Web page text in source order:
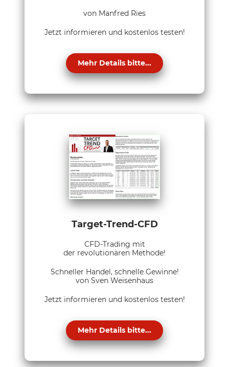
von Manfred Ries
Jetzt informieren und kostenlos testen!
Mehr Details bitte...
Target-Trend-CFD
CFD-Trading mit
der revolutionären Methode!
Schneller Handel, schnelle Gewinne!
von Sven Weisenhaus
Jetzt informieren und kostenlos testen!
Mehr Details bitte...